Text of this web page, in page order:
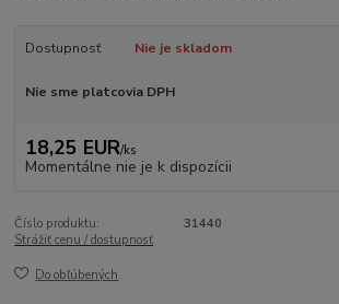
Dostupnosť Nie je skladom
Nie sme platcovia DPH
18,25 EUR/ks
Momentálne nie je k dispozícii
Číslo produktu:
31440
Strážiť cenu / dostupnosť
Do obľúbených